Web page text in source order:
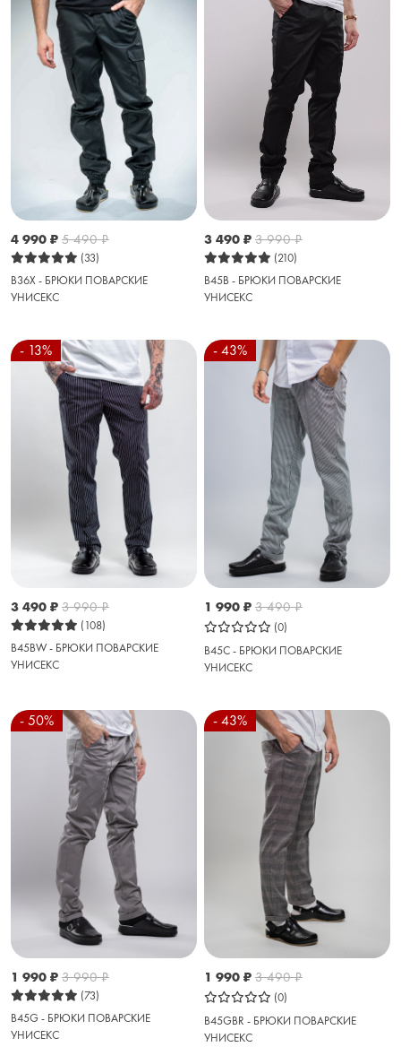
4 990 ₽ 5 490₽
(33)
B36X - БРЮКИ ПОВАРСКИЕ
УНИСЕКС
3 490 ₽ 3 990₽
(210)
B45B - БРЮКИ ПОВАРСКИЕ
УНИСЕКС
- 13%
3 490 ₽ 3 990₽
(108)
B45BW - БРЮКИ ПОВАРСКИЕ
УНИСЕКС
- 43%
1 990 ₽ 3 490₽
(0)
B45C - БРЮКИ ПОВАРСКИЕ
УНИСЕКС
- 50%
1 990 ₽ 3 990₽
(73)
B45G - БРЮКИ ПОВАРСКИЕ
УНИСЕКС
- 43%
1 990 ₽ 3 490₽
(0)
B45GBR - БРЮКИ ПОВАРСКИЕ
УНИСЕКС